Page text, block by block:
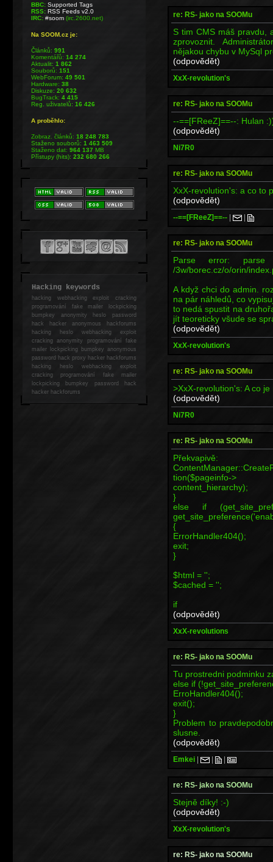
re: RS- jako na SOOMu
S tim CMS máš pravdu,
zprovoznit.
nějakou chybu v MySql
(odpovědět)
XxX-revolution's
re: RS- jako na SOOMu
--==[FReeZ]==--: Hulan
(odpovědět)
Ni7R0
re: RS- jako na SOOMu
XxX-revolution's: a co to
(odpovědět)
--==[FReeZ]==-- | |
re: RS- jako na SOOMu
Parse error:
/3w/borec.cz/o/orin/
A když chci do admin.
na pár náhledů, co
to nedá spustit na
jít teoreticky všude se
(odpovědět)
XxX-revolution's
re: RS- jako na SOOMu
>XxX-revolution's: A co
(odpovědět)
Ni7R0
re: RS- jako na SOOMu
Překvapivě:
tion($pageinfo->
content_hierarchy);
}
else if
{
ErrorHandler404();
exit;
}
$html = '';
$cached = '';
if
(odpovědět)
XxX-revolutions
re: RS- jako na SOOMu
Tu prostredni podminku
else if
ErroHandler404();
exit();
}
Problem to
slusne.
(odpovědět)
Emkei | | |
re: RS- jako na SOOMu
Stejně díky! :-)
(odpovědět)
XxX-revolution's
re: RS- jako na SOOMu
BBC: Supported Tags
RSS: RSS Feeds v2.0
IRC: #soom(irc.2600.net)
Na SOOM.cz je:
Článků:991
Komentářů:14 274
Aktualit:1 862
Souborů:151
WebForum:49 501
Hardware:38
Diskuze:20 632
BugTrack:4 415
Reg. uživatelů:16 426
A proběhlo:
Zobraz. článků:18 248 783
Staženo souborů:1 463 509
Staženo dat:964 137MB
Přístupy (hits):232 680 266
Hacking keywords
hackingwebhacking exploit cracking
programování fake mailer lockpicking
bumpkey anonymity heslo password
hackhacker anonymous hackforums
hackingheslo webhacking exploit
cracking anonymity programování fake
mailer lockpicking bumpkey anonymous
password hack proxy hacker hackforums
hacking heslo webhacking exploit
cracking programování fake mailer
lockpicking bumpkey password hack
hackerhackforums